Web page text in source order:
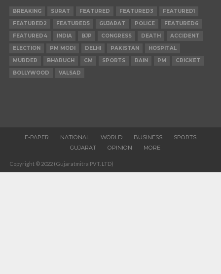
BREAKING SURAT FEATURED FEATURED3
FEATURED1
FEATURED2
FEATURED5 GUJARAT POLICE
FEATURED6
FEATURED4
INDIA BJP CONGRESS DEATH
ACCIDENT
ELECTION
PM MODI DELHI PAKISTAN
HOSPITAL
MURDER
BHARUCH CM SPORTS RAIN PM
CRICKET
BOLLYWOOD
VALSAD
E-PAPER NATIONAL WORLD BUSINESS
SPORTS
GUJARAT
OPINION MORE
Copyright © 2022 (Gujaratmitra PVT. LTD)